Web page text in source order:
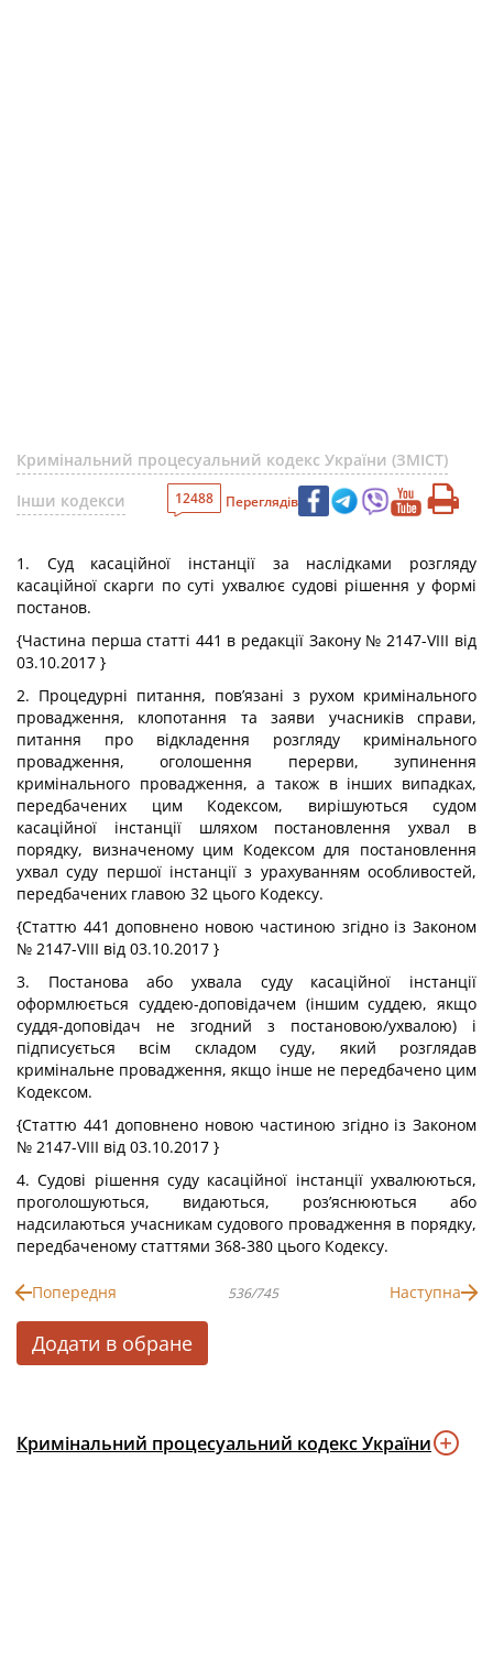
Кримінальний процесуальний кодекс України (ЗМІСТ)
Інши кодекси
12488 Переглядів
1. Суд касаційної інстанції за наслідками розгляду
касаційної скарги по суті ухвалює судові рішення у формі
постанов.
{Частина перша статті 441 в редакції Закону № 2147-VIII від
03.10.2017 }
2. Процедурні питання, пов’язані з рухом кримінального
провадження, клопотання та заяви учасників справи,
питання про відкладення розгляду кримінального
провадження, оголошення перерви, зупинення
кримінального провадження, а також в інших випадках,
передбачених цим Кодексом, вирішуються судом
касаційної інстанції шляхом постановлення ухвал в
порядку, визначеному цим Кодексом для постановлення
ухвал суду першої інстанції з урахуванням особливостей,
передбачених главою 32 цього Кодексу.
{Статтю 441 доповнено новою частиною згідно із Законом
№ 2147-VIII від 03.10.2017 }
3. Постанова або ухвала суду касаційної інстанції
оформлюється суддею-доповідачем (іншим суддею, якщо
суддя-доповідач не згодний з постановою/ухвалою) і
підписується всім складом суду, який розглядав
кримінальне провадження, якщо інше не передбачено цим
Кодексом.
{Статтю 441 доповнено новою частиною згідно із Законом
№ 2147-VIII від 03.10.2017 }
4. Судові рішення суду касаційної інстанції ухвалюються,
проголошуються, видаються, роз’яснюються або
надсилаються учасникам судового провадження в порядку,
передбаченому статтями 368-380 цього Кодексу.
Попередня 536/745 Наступна
Додати в обране
Кримінальний процесуальний кодекс України